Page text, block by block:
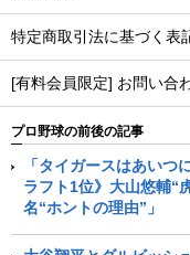
特定商取引法に基づく表
[有料会員限定] お問い合
プロ野球の前後の記事
「タイガースはあいつ
ラフト1位》大山悠輔“
名“ホントの理由”」